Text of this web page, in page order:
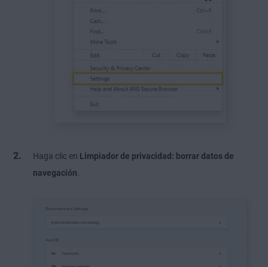
Haga clic en Limpiador de privacidad: borrar datos de
navegación